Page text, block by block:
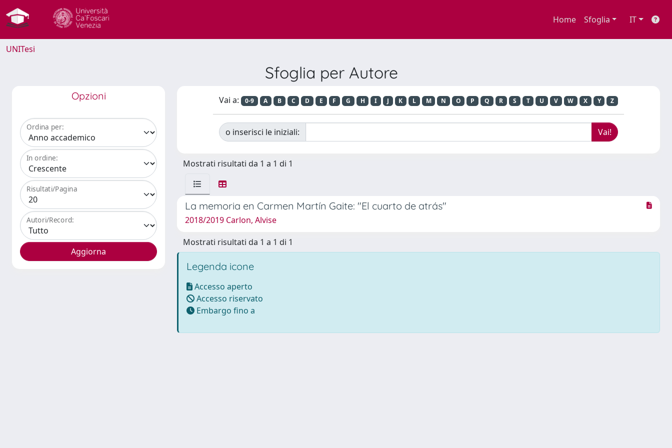
Home Sfoglia IT
UNITesi
Sfoglia per Autore
Opzioni
Ordina per:
In ordine:
Risultati/Pagina
Autori/Record:
Vai a: 0-9 A B C D E F G H I J K L M N O P Q R S T U V W X Y Z
o inserisci le iniziali:
Mostrati risultati da 1 a 1 di 1
La memoria en Carmen Martín Gaite: "El cuarto de atrás"
2018/2019 Carlon, Alvise
Mostrati risultati da 1 a 1 di 1
Legenda icone
Accesso aperto
Accesso riservato
Embargo fino a